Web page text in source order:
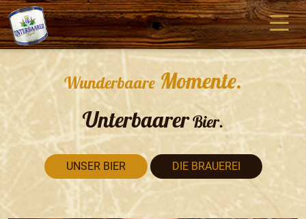
Wunderbaare Momente.
UnterbaarerBier.
UNSER BIER DIE BRAUEREI